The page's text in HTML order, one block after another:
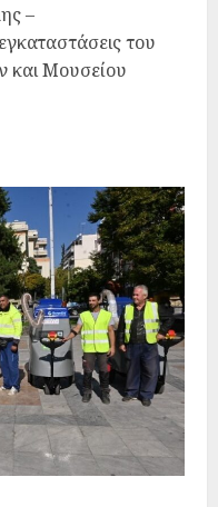
–
του
και Μουσείου